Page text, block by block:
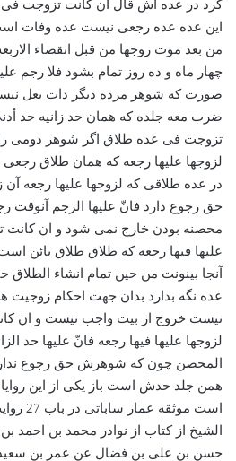
کرد در عده اش قال ان کانت تزوجت
این عده عده رجعی نیست عده وفات
من بعد موت زوجها من قبل انقضاء
چهار ماه و ده روز تمام بشود فلا رجم
صورت که شوهر مرده دیگر ذات بعل
ضرب معه جلده که همان حد زانیه حد
تزوجت فی عده طلاق اگر شوهر دومی را
لزوجها علیها رجعه که همان طلاق
در عده طلاقی که لزوجها علیها رجعه
حق رجوع دارد فانّ علیها الرجم آنوقت
محصنه بودن خارج نمی شود و ان
علیها فیها رجعه که طلاق طلاق بائن
آنجا بینونت من حین تمام انشاء
عده نگه بدارد بدان جهت احکام زوجیت
نیست خروج از بیت واجب نیست و ان
لزوجها علیها فیها رجعه فانّ علیها حد
المحصن چون که شوهرش حق رجوع
همن جلد حدش است باز یکی از این
است
الشیخ از کتاب از نوادر محمد بن
حسن بن علی بن فضال عن عمر بن سعید